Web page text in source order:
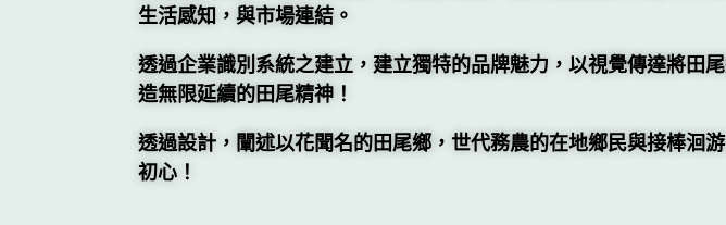
生活感知，與市場連結。
透過企業識別系統之建立，建立獨特的品牌魅力，以視覺傳達將田
造無限延續的田尾精神！
透過設計，闡述以花聞名的田尾鄉，世代務農的在地鄉民與接棒洄
初心！